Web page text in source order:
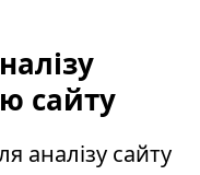
сайту
аналізу сайту